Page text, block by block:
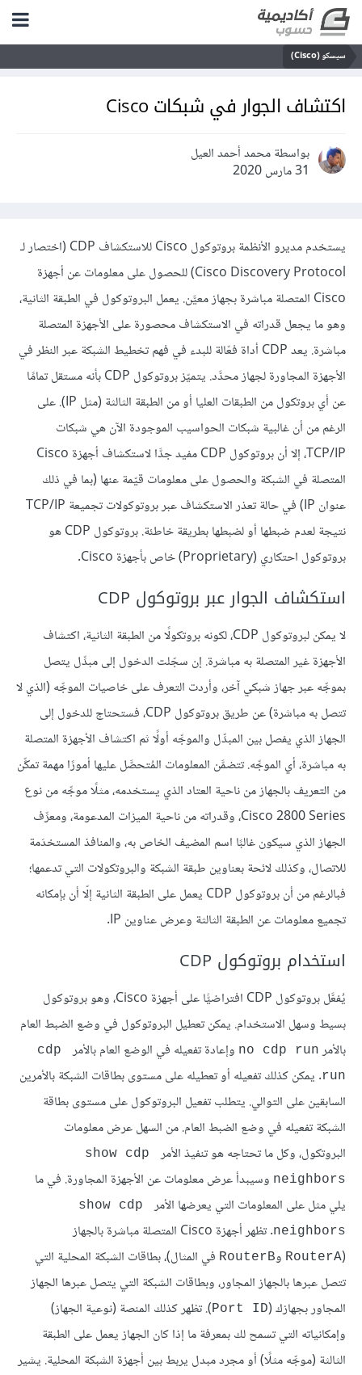
سيسكو (Cisco)
اكتشاف الجوار في شبكات Cisco
بواسطة محمد أحمد العيل
31 مارس 2020
يستخدم مديرو الأنظمة بروتوكول Cisco للاستكشاف CDP (اختصار لـ
Cisco Discovery Protocol) للحصول على معلومات عن أجهزة
Cisco المتصلة مباشرة بجهاز معيَّن. يعمل البروتوكول في الطبقة الثانية،
وهو ما يجعل قدراته في الاستكشاف محصورة على الأجهزة المتصلة
مباشرة. يعد CDP أداة فعّالة للبدء في فهم تخطيط الشبكة عبر النظر في
الأجهزة المجاورة لجهاز محدَّد. يتميّز بروتوكول CDP بأنه مستقل تمامًا
عن أي بروتكول من الطبقات العليا أو من الطبقة الثالثة (مثل IP). على
الرغم من أن غالبية شبكات الحواسيب الموجودة الآن هي شبكات
TCP/IP، إلا أن بروتوكول CDP مفيد جدَّا لاستكشاف أجهزة Cisco
المتصلة في الشبكة والحصول على معلومات قيّمة عنها (بما في ذلك
عنوان IP) في حالة تعذر الاستكشاف عبر بروتوكولات تجميعة TCP/IP
نتيجة لعدم ضبطها أو لضبطها بطريقة خاطئة. بروتوكول CDP هو
بروتوكول احتكاري (Proprietary) خاص بأجهزة Cisco.
استكشاف الجوار عبر بروتوكول CDP
لا يمكن لبروتوكول CDP، لكونه بروتكولًا من الطبقة الثانية، اكتشاف
الأجهزة غير المتصلة به مباشرة. إن سجّلت الدخول إلى مبدِّل يتصل
بموجِّه عبر جهاز شبكي آخر، وأردت التعرف على خاصيات الموجِّه (الذي لا
تتصل به مباشرة) عن طريق بروتوكول CDP، فستحتاج للدخول إلى
الجهاز الذي يفصل بين المبدِّل والموجِّه أولًا ثم اكتشاف الأجهزة المتصلة
به مباشرة، أي الموجِّه. تتضمَّن المعلومات المُتحصَّل عليها أمورًا مهمة تمكِّن
من التعريف بالجهاز من ناحية العتاد الذي يستخدمه، مثلًا موجِّه من نوع
Cisco 2800 Series، وقدراته من ناحية الميزات المدعومة، ومعرِّف
الجهاز الذي سيكون غالبًا اسم المضيف الخاص به، والمنافذ المستخدَمة
للاتصال، وكذلك لائحة بعناوين طبقة الشبكة والبروتكولات التي تدعمها؛
فبالرغم من أن بروتوكول CDP يعمل على الطبقة الثانية إلّا أن بإمكانه
تجميع معلومات عن الطبقة الثالثة وعرض عناوين IP.
استخدام بروتوكول CDP
يُفعَّل بروتوكول CDP افتراضيًّا على أجهزة Cisco، وهو بروتوكول
بسيط وسهل الاستخدام. يمكن تعطيل البروتوكول في وضع الضبط العام
بالأمر no cdp run وإعادة تفعيله في الوضع العام بالأمر
cdp
run. يمكن كذلك تفعيله أو تعطيله على مستوى بطاقات الشبكة بالأمرين
السابقين على التوالي. يتطلب تفعيل البروتوكول على مستوى بطاقة
الشبكة تفعيله في وضع الضبط العام. من السهل عرض معلومات
البروتكول، وكل ما تحتاجه هو تنفيذ الأمر
show cdp
neighbors وسيبدأ عرض معلومات عن الأجهزة المجاورة. في ما
يلي مثل على المعلومات التي يعرضها الأمر
show cdp
neighbors
. تظهر أجهزة Cisco المتصلة مباشرة بالجهاز
(
RouterA وRouterB في المثال)، بطاقات الشبكة المحلية التي
تتصل عبرها بالجهاز المجاور، وبطاقات الشبكة التي يتصل عبرها الجهاز
المجاور بجهازك (Port ID). تظهر كذلك المنصة (نوعية الجهاز)
وإمكانياته التي تسمح لك بمعرفة ما إذا كان الجهاز يعمل على الطبقة
الثالثة (موجِّه مثلًا) أو مجرد مبدل يربط بين أجهزة الشبكة المحلية. يشير